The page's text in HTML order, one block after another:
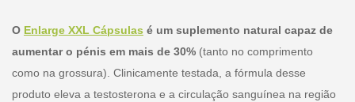
O Enlarge XXL Cápsulas é um suplemento natural capaz de
aumentar o pénis em mais de 30%(tanto no comprimento
como na grossura). Clinicamente testada, a fórmula desse
produto eleva a testosterona e a circulação sanguínea na região